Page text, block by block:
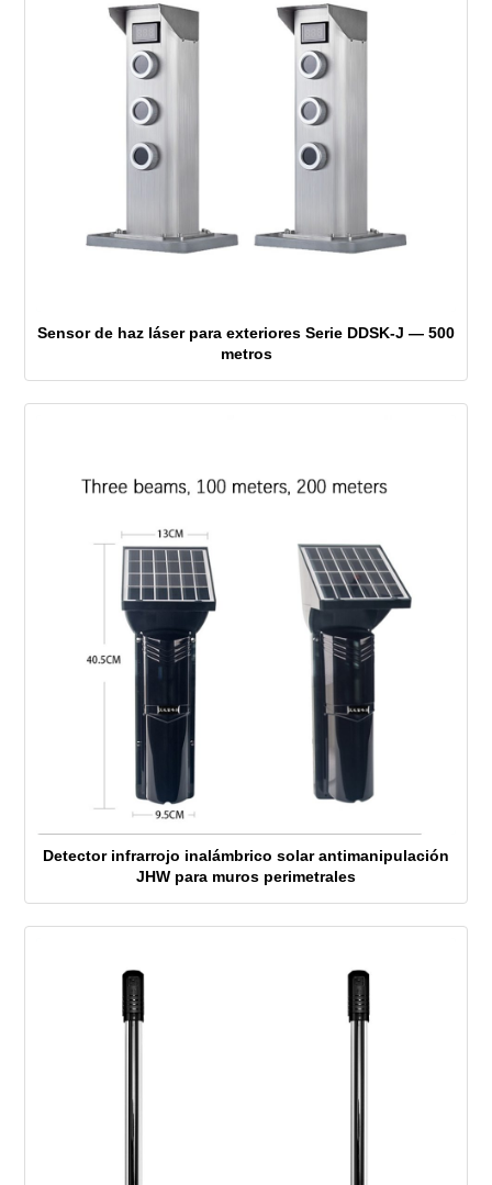
Sensor de haz láser para exteriores Serie DDSK-J — 500
metros
Detector infrarrojo inalámbrico solar antimanipulación
JHW para muros perimetrales